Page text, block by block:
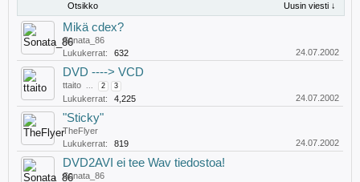
Otsikko Uusin viesti ↓
Mikä cdex?
Sonata_86
Lukukerrat:
632 24.07.2002
DVD ----> VCD
ttaito ... 2 3
Lukukerrat: 4,225 24.07.2002
"Sticky"
TheFlyer
Lukukerrat:
819 24.07.2002
DVD2AVI ei tee Wav tiedostoa!
Sonata_86